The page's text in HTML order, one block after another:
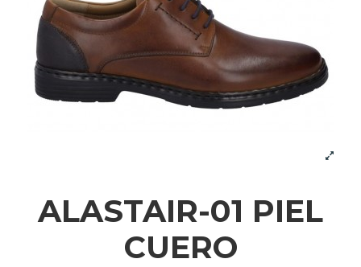
ALASTAIR-01 PIEL
CUERO